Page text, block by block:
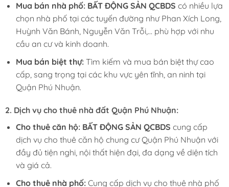
Mua bán nhà phố: BẤT ĐỘNG SẢN QCBDS có nhiều lựa
chọn nhà phố tại các tuyến đường như Phan Xích Long,
Huỳnh Văn Bánh, Nguyễn Văn Trỗi,… phù hợp với nhu
cầu an cư và kinh doanh.
Mua bán biệt thự:Tìm kiếm và mua bán biệt thự cao
cấp, sang trọng tại các khu vực yên tĩnh, an ninh tại
Quận Phú Nhuận.
2. Dịch vụ cho thuê nhà đất Quận Phú Nhuận:
Cho thuê căn hộ: BẤT ĐỘNG SẢN QCBDS cung cấp
dịch vụ cho thuê căn hộ chung cư Quận Phú Nhuận với
đầy đủ tiện nghi, nội thất hiện đại, đa dạng về diện tích
và giá cả.
Cho thuê nhà phố:Cung cấp dịch vụ cho thuê nhà phố